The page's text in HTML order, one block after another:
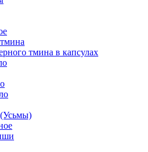
тмина в капсулах